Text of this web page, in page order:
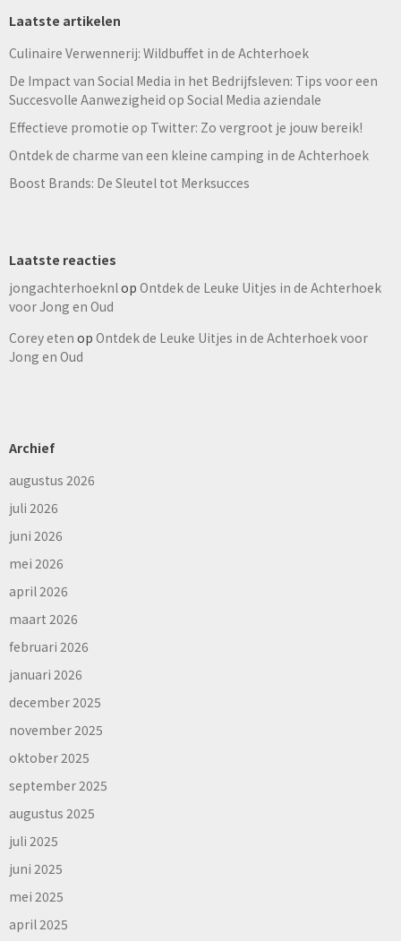
Laatste artikelen
Culinaire Verwennerij: Wildbuffet in de Achterhoek
De Impact van Social Media in het Bedrijfsleven: Tips voor een
Succesvolle Aanwezigheid op Social Media aziendale
Effectieve promotie op Twitter: Zo vergroot je jouw bereik!
Ontdek de charme van een kleine camping in de Achterhoek
Boost Brands: De Sleutel tot Merksucces
Laatste reacties
jongachterhoeknl op Ontdek de Leuke Uitjes in de Achterhoek
voor Jong en Oud
Corey eten op Ontdek de Leuke Uitjes in de Achterhoek voor
Jong en Oud
Archief
augustus 2026
juli 2026
juni 2026
mei 2026
april 2026
maart 2026
februari 2026
januari 2026
december 2025
november 2025
oktober 2025
september 2025
augustus 2025
juli 2025
juni 2025
mei 2025
april 2025